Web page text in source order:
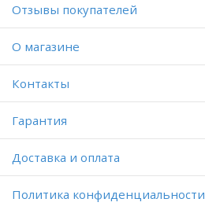
Отзывы покупателей
O магазине
Контакты
Гарантия
Доставка и оплата
Политика конфиденциальности